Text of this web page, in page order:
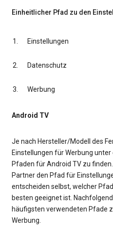
Einheitlicher Pfad zu den
Einstellungen
Datenschutz
Werbung
Android TV
Je nach Hersteller/Modell des
Einstellungen für Werbung
Pfaden für Android TV zu
Partner den Pfad für
entscheiden selbst, welcher
besten geeignet ist.
häufigsten verwendeten Pfade
Werbung.